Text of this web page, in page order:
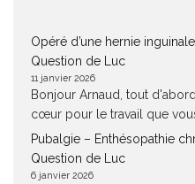
Opéré d’une hernie
Question de Luc
11 janvier 2026
Bonjour Arnaud, tout
cœur pour le travail que
Pubalgie – Enthésopathie
Question de Luc
6 janvier 2026